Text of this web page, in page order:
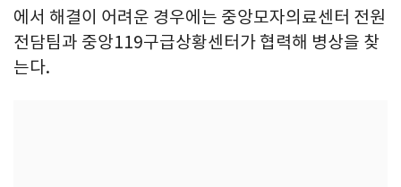
에서 해결이 어려운 경우에는 중앙모자의료센터 전원
전담팀과 중앙119구급상황센터가 협력해 병상을 찾
는다.